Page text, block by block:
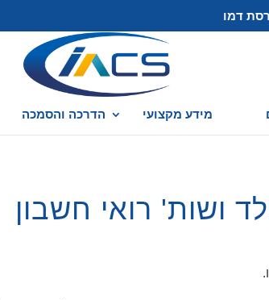
דמו
מידע מקצועי הדרכה והסמכה
ושות' רואי חשבון